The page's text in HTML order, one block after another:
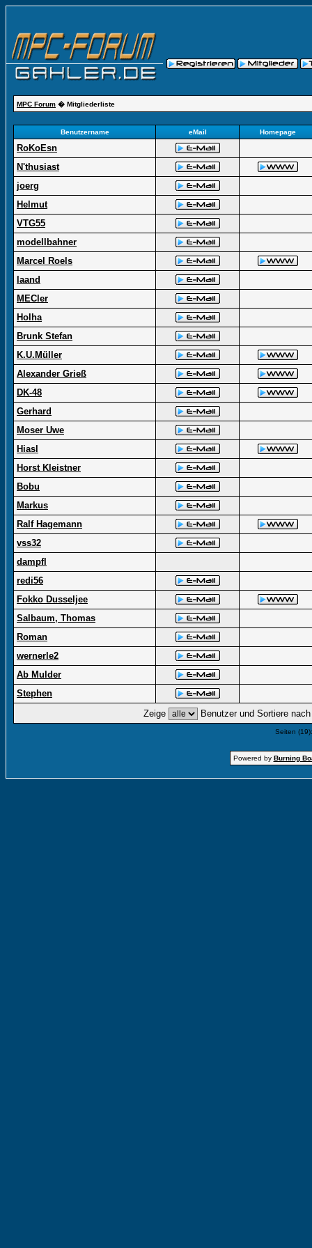
MPC Forum � Mitgliederliste
Benutzername eMail Homepage
RoKoEsn
N'thusiast
joerg
Helmut
VTG55
modellbahner
Marcel Roels
laand
MECler
Holha
Brunk Stefan
K.U.Müller
Alexander Grieß
DK-48
Gerhard
Moser Uwe
Hiasl
Horst Kleistner
Bobu
Markus
Ralf Hagemann
vss32
dampfl
redi56
Fokko Dusseljee
Salbaum, Thomas
Roman
wernerle2
Ab Mulder
Stephen
Zeige
Benutzer und Sortiere
Seiten
Powered by Burning